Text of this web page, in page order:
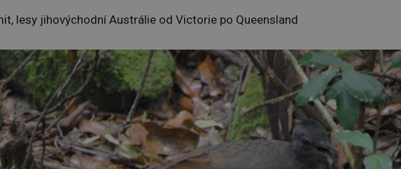
lesy jihovýchodní Austrálie od Victorie po Queensland